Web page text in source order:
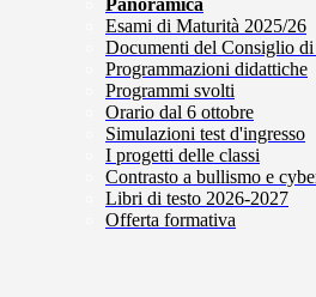
Panoramica
Esami di Maturità 2025/26
Documenti del Consiglio di
Programmazioni didattiche
Programmi svolti
Orario dal 6 ottobre
Simulazioni test d'ingresso
I progetti delle classi
Contrasto a bullismo e
Libri di testo 2026-2027
Offerta formativa